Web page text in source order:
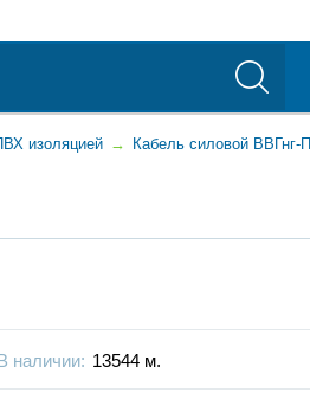
изоляцией → Кабель силовой ВВГнг-П
наличии: 13544 м.